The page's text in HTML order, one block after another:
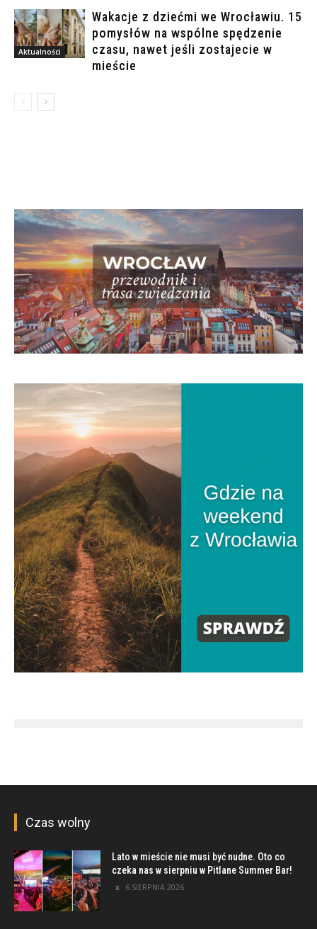
Aktualności
Wakacje z dziećmi we Wrocławiu. 15
pomysłów na wspólne spędzenie
czasu, nawet jeśli zostajecie w
mieście
Czas wolny
Lato w mieście nie musi być nudne. Oto co
czeka nas w sierpniu w Pitlane Summer Bar!
6 SIERPNIA 2026